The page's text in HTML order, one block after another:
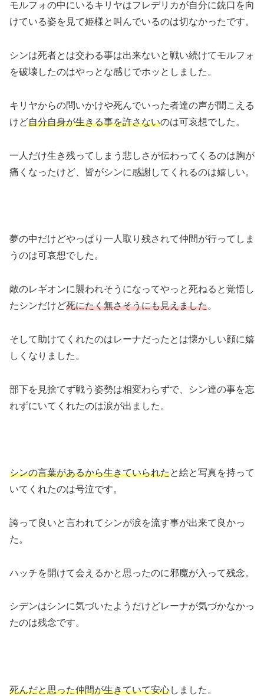
モルフォの中にいるキリヤはフレデリカが自分に銃口を向
けている姿を見て姫様と叫んでいるのは切なかったです。
シンは死者とは交わる事は出来ないと戦い続けてモルフォ
を破壊したのはやっとな感じでホッとしました。
キリヤからの問いかけや死んでいった者達の声が聞こえる
けど自分自身が生きる事を許さないのは可哀想でした。
一人だけ生き残ってしまう悲しさが伝わってくるのは胸が
痛くなったけど、皆がシンに感謝してくれるのは嬉しい。
夢の中だけどやっぱり一人取り残されて仲間が行ってしま
うのは可哀想でした。
敵のレギオンに襲われそうになってやっと死ねると覚悟し
たシンだけど死にたく無さそうにも見えました。
そして助けてくれたのはレーナだったとは懐かしい顔に嬉
しくなりました。
部下を見捨てず戦う姿勢は相変わらずで、シン達の事を忘
れずにいてくれたのは涙が出ました。
シンの言葉があるから生きていられたと絵と写真を持って
いてくれたのは号泣です。
誇って良いと言われてシンが涙を流す事が出来て良かっ
た。
ハッチを開けて会えるかと思ったのに邪魔が入って残念。
シデンはシンに気づいたようだけどレーナが気づかなかっ
たのは残念です。
死んだと思った仲間が生きていて安心しました。